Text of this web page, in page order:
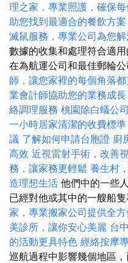
理之家，專業照護，確保
助您找到最適合的餐飲方案
滅鼠服務，專業公司為您
數據的收集和處理符合適
在為航運公司和最佳郵輪
師，讓您家裡的每個角落
業會計師協助您的業務成長
絡調理服務 桃園除白蟻公
一小時居家清潔的收費標準
議 了解如何申請台胞證 廚
高效 近視雷射手術，改善
務，讓家務更輕鬆 養生村
造理想生活 他們中的一些
已經對他或其中的一艘船
家，專業搬家公司提供全
美診所，讓你安心美麗 台
的活動更具特色 經絡按摩
巡航過程中影響幾個地區